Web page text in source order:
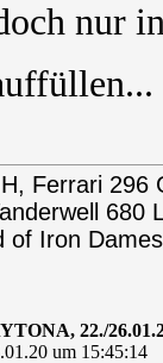
nur
Ferrari 296
of Iron
22./
um 15:45:14